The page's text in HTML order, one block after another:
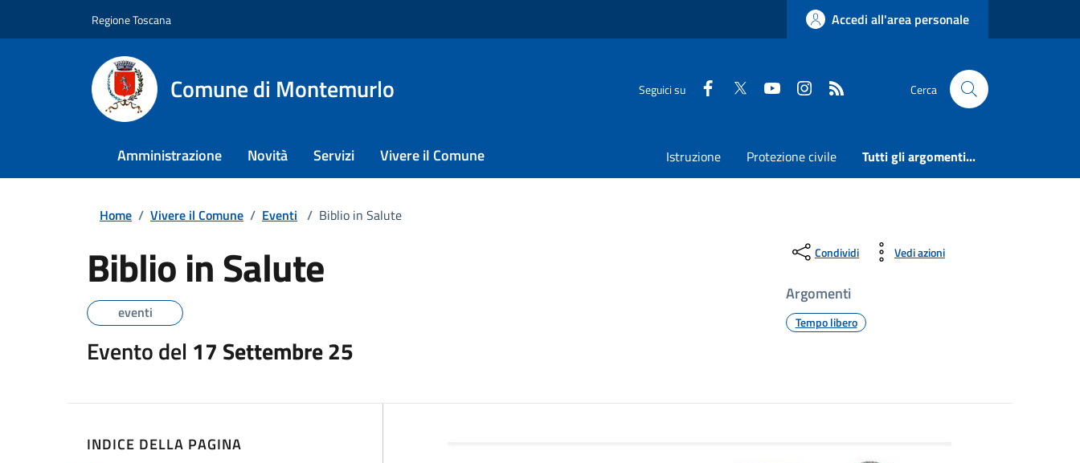
Regione Toscana Accedi all'area personale
Comune di Montemurlo Seguici su Faceboook
Twitter YoutubeInstagram Cerca
Amministrazione Novità Servizi Vivere il Comune Istruzione Protezione civile Tutti gli argomenti...
Home / Vivere il Comune / Eventi / Biblio in Salute
Biblio in Salute
eventi
Evento del 17 Settembre 25
Condividi Vedi azioni
Argomenti
Tempo libero
INDICE DELLA PAGINA